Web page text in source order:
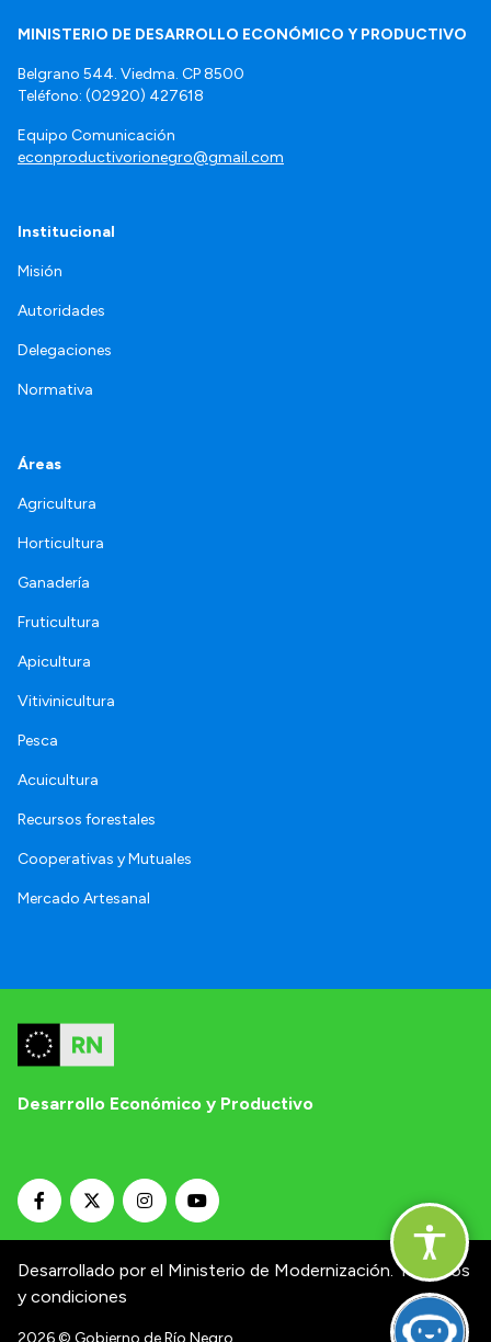
MINISTERIO DE DESARROLLO ECONÓMICO Y PRODUCTIVO
Belgrano 544. Viedma. CP 8500
Teléfono: (02920) 427618
Equipo Comunicación
econproductivorionegro@gmail.com
Institucional
Misión
Autoridades
Delegaciones
Normativa
Áreas
Agricultura
Horticultura
Ganadería
Fruticultura
Apicultura
Vitivinicultura
Pesca
Acuicultura
Recursos forestales
Cooperativas y Mutuales
Mercado Artesanal
Desarrollo Económico y Productivo
Desarrollado por el Ministerio de Modernización. Términos
y condiciones
2026© Gobierno de Río Negro